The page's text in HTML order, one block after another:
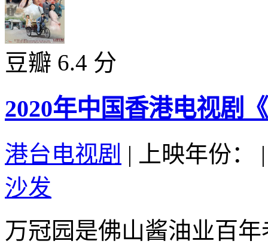
豆瓣 6.4 分
2020年中国香港电视剧
港台电视剧 | 上映年份：
|
沙发
万冠园是佛山酱油业百